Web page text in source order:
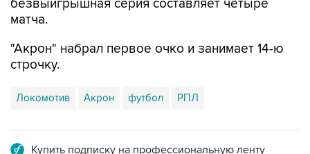
"Акрон" набрал первое очко и занимает 14-ю
Локомотив
Подписаться на рассылку главных новостей сайта